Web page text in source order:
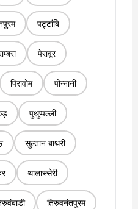
पट्टांबि
पेरावूर
पिरावोम पोन्नानी
पुथुप्पल्ली
सुल्तान बाथरी
थालास्सेरी
तिरुवनंतपुरम